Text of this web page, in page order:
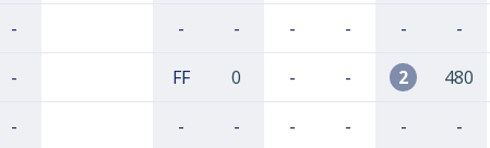
- - - - - - -
- FF 0 - - 2 480
- - - - - - -